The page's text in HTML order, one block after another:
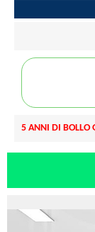
5 ANNI DI BOLLO